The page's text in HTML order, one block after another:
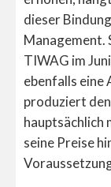
dieser
Management.
TIWAG im
ebenfalls eine
produziert
hauptsächlich
seine Preise